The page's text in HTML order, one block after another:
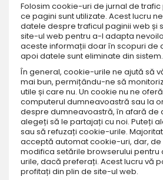
Folosim cookie-uri de jurnal de
ce pagini sunt utilizate. Acest lucru
datele despre traficul paginii web și
site-ul web pentru a-l adapta
aceste informații doar în scopuri de
apoi datele sunt eliminate din sistem.
În general, cookie-urile ne ajută să
mai bun, permițându-ne să
utile și care nu. Un cookie nu ne
computerul dumneavoastră sau la
despre dumneavoastră, în afară de
alegeți să le partajați cu noi. Puteți
sau să refuzați cookie-urile.
acceptă automat cookie-uri, dar, de
modifica setările browserului pentru
urile, dacă preferați. Acest lucru vă
profitați din plin de site-ul web.